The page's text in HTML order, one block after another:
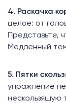
4. Раскачка
целое: от
Представьте,
Медленный
5. Пятки
упражнение не
нескользящую